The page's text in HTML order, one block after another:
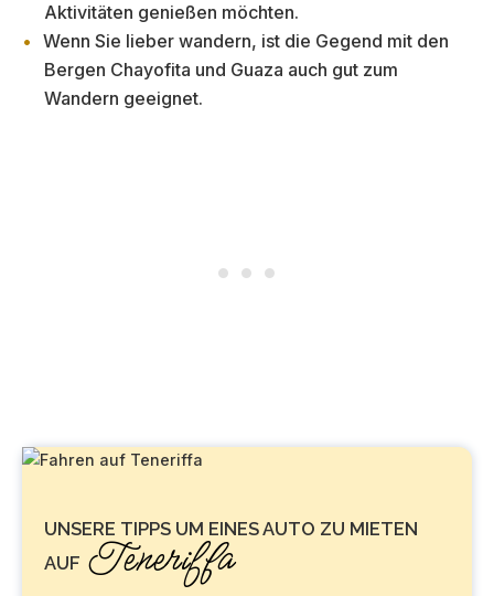
Aktivitäten genießen möchten.
Wenn Sie lieber wandern, ist die Gegend mit den
Bergen Chayofita und Guaza auch gut zum
Wandern geeignet.
UNSERE TIPPS UM EINES AUTO ZU MIETEN
AUF Teneriffa